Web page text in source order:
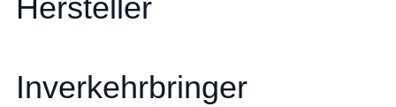
Hersteller
Inverkehrbringer